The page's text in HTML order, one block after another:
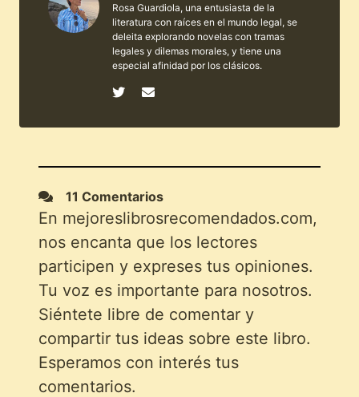
Rosa Guardiola, una entusiasta de la
literatura con raíces en el mundo legal, se
deleita explorando novelas con tramas
legales y dilemas morales, y tiene una
especial afinidad por los clásicos.
11 Comentarios
En mejoreslibrosrecomendados.com,
nos encanta que los lectores
participen y expreses tus opiniones.
Tu voz es importante para nosotros.
Siéntete libre de comentar y
compartir tus ideas sobre este libro.
Esperamos con interés tus
comentarios.